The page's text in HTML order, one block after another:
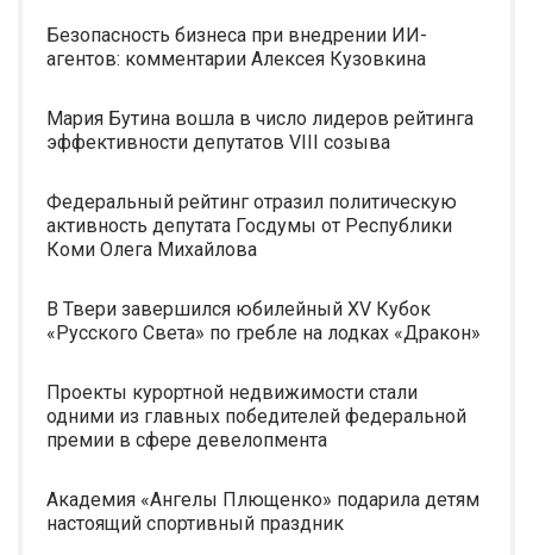
Безопасность бизнеса при внедрении ИИ-
агентов: комментарии Алексея Кузовкина
Мария Бутина вошла в число лидеров рейтинга
эффективности депутатов VIII созыва
Федеральный рейтинг отразил политическую
активность депутата Госдумы от Республики
Коми Олега Михайлова
В Твери завершился юбилейный XV Кубок
«Русского Света» по гребле на лодках «Дракон»
Проекты курортной недвижимости стали
одними из главных победителей федеральной
премии в сфере девелопмента
Академия «Ангелы Плющенко» подарила детям
настоящий спортивный праздник